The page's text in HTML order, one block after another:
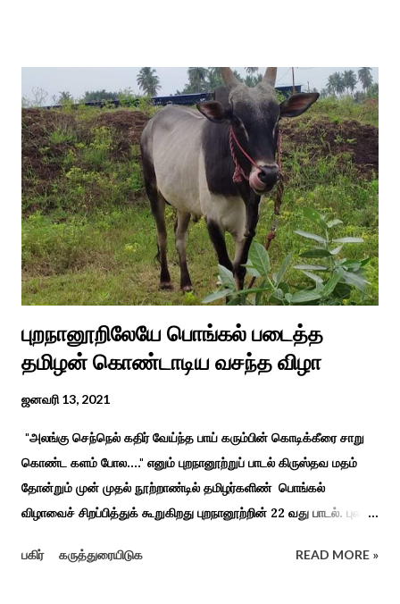
எடுத்த அய்யனார் என“வெட்டுடைய அய்யனார்“ நாமம் கோவில்
அமைத்து பூஜித்தனர். ஆங்கிலேய கிழக்கிந்திய ஆட்சியில் சிவகங்கை
இரண்டாம் மன்னர் முத்துவடுகநாதத் தேவர் ஆங்கிலேயரை எதிர்க்க
அவர்களால் காளையார் கோவிலில் இரண்டாம் மனைவி கௌரி
நாச்சியாருடன் கொல்லபட்டார். அவரது முதல் மனைவி
வேலுநாச்சியார...
புறநானூறிலேயே பொங்கல் படைத்த
தமிழன் கொண்டாடிய வசந்த விழா
ஜனவரி 13, 2021
"அலங்கு செந்நெல் கதிர் வேய்ந்த பாய் கரும்பின் கொடிக்கீரை சாறு
கொண்ட களம் போல...." எனும் புறநானூற்றுப் பாடல் கிருஸ்தவ மதம்
தோன்றும் முன் முதல் நூற்றாண்டில் தமிழர்களிண் பொங்கல்
விழாவைச் சிறப்பித்துக் கூறுகிறது புறநானூற்றின் 22 வது பாடல். புலவர்
பொங்கல் விழாவை விவரிக்கிறார். நற்றிணை, குறுந்தொகை,
பகிர் கருத்துரையிடுக READ MORE »